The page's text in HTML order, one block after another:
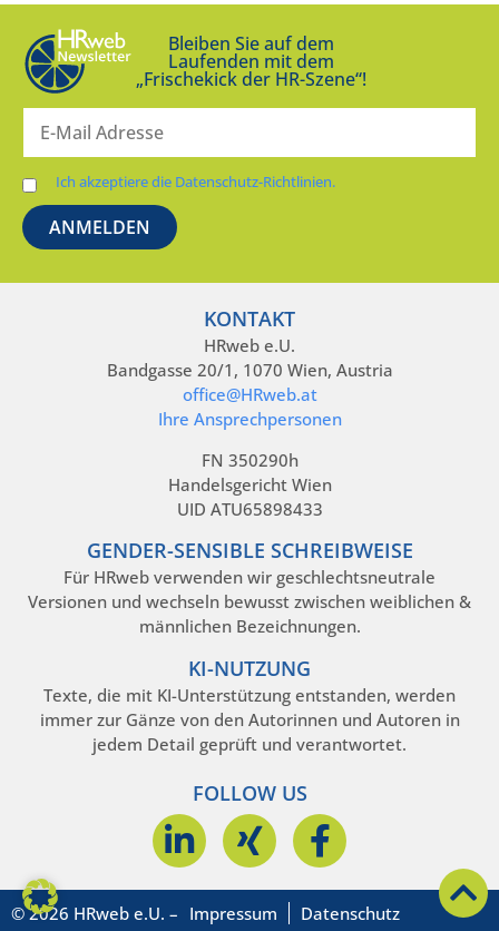
Bleiben Sie auf dem
Laufenden mit dem
„Frischekick der HR-Szene“!
Ich akzeptiere die Datenschutz-Richtlinien.
KONTAKT
HRweb e.U.
Bandgasse 20/1, 1070 Wien, Austria
office@HRweb.at
Ihre Ansprechpersonen
FN 350290h
Handelsgericht Wien
UID ATU65898433
GENDER-SENSIBLE SCHREIBWEISE
Für HRweb verwenden wir geschlechtsneutrale
Versionen und wechseln bewusst zwischen weiblichen &
männlichen Bezeichnungen.
KI-NUTZUNG
Texte, die mit KI-Unterstützung entstanden, werden
immer zur Gänze von den Autorinnen und Autoren in
jedem Detail geprüft und verantwortet.
FOLLOW US
© 2026 HRweb e.U. – Impressum Datenschutz